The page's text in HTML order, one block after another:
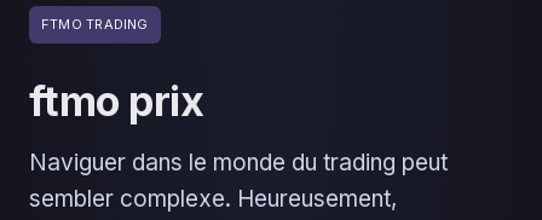
FTMO TRADING
ftmo prix
Naviguer dans le monde du trading peut
sembler complexe. Heureusement,